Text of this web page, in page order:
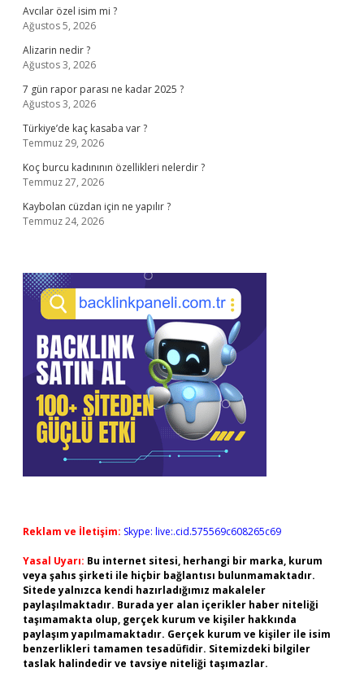
Avcılar özel isim mi ?
Ağustos 5, 2026
Alizarin nedir ?
Ağustos 3, 2026
7 gün rapor parası ne kadar 2025 ?
Ağustos 3, 2026
Türkiye’de kaç kasaba var ?
Temmuz 29, 2026
Koç burcu kadınının özellikleri nelerdir ?
Temmuz 27, 2026
Kaybolan cüzdan için ne yapılır ?
Temmuz 24, 2026
Reklam ve İletişim: Skype: live:.cid.575569c608265c69
Yasal Uyarı: Bu internet sitesi, herhangi bir marka, kurum
veya şahıs şirketi ile hiçbir bağlantısı bulunmamaktadır.
Sitede yalnızca kendi hazırladığımız makaleler
paylaşılmaktadır. Burada yer alan içerikler haber niteliği
taşımamakta olup, gerçek kurum ve kişiler hakkında
paylaşım yapılmamaktadır. Gerçek kurum ve kişiler ile isim
benzerlikleri tamamen tesadüfidir. Sitemizdeki bilgiler
taslak halindedir ve tavsiye niteliği taşımazlar.